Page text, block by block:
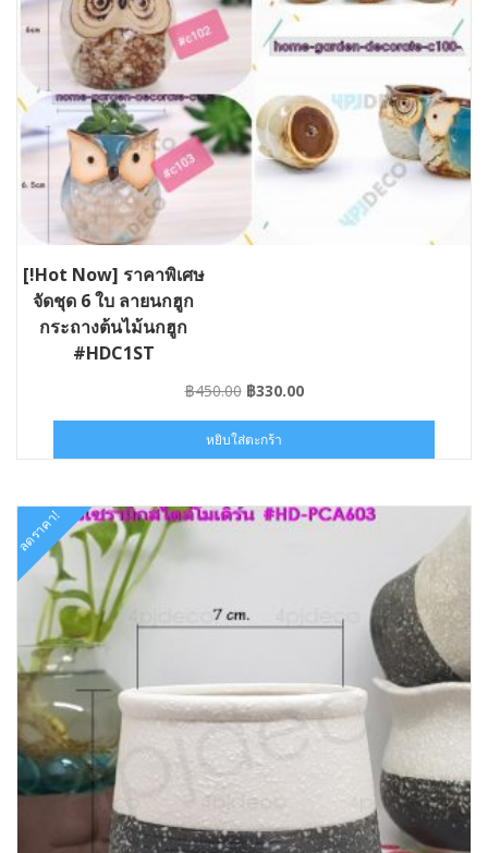
[!Hot Now] ราคาพิเศษ
จัดชุด 6 ใบ ลายนกฮูก
กระถางต้นไม้นกฮูก
#HDC1ST
฿450.00 Original
was:
฿450.00.
฿330.00Current
฿330.00.
หยิบใส่ตะกร้า
ลดราคา!